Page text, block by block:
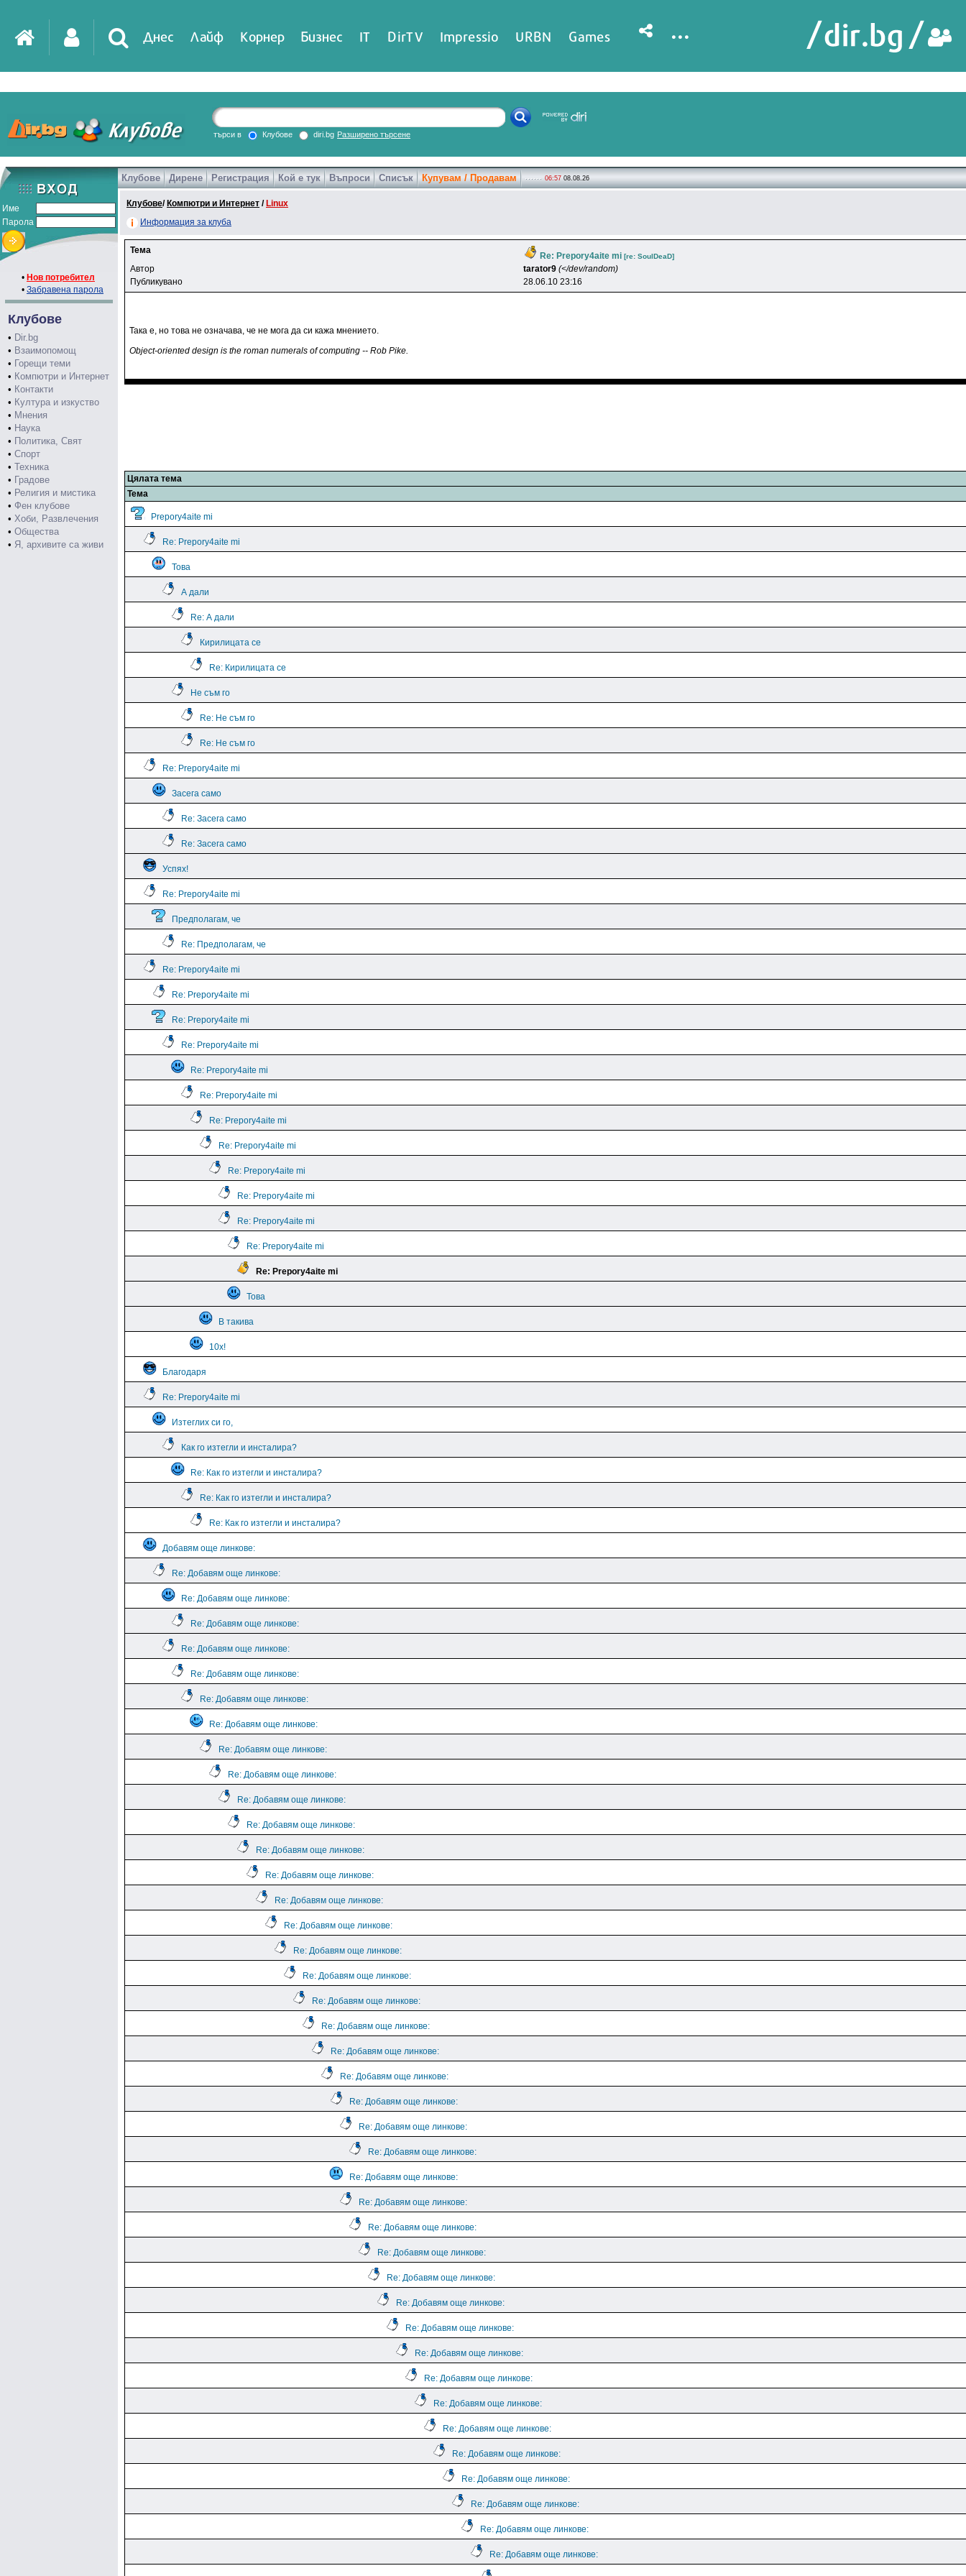
Днес Лайф Корнер Бизнес IT DirTV Impressio URBN Games ...
търси в Клубове diri.bg Разширено търсене
Име
Парола
• Нов потребител
• Забравена парола
Клубове
• Dir.bg
• Взаимопомощ
• Горещи теми
• Компютри и Интернет
• Контакти
• Култура и изкуство
• Мнения
• Наука
• Политика, Свят
• Спорт
• Техника
• Градове
• Религия и мистика
• Фен клубове
• Хоби, Развлечения
• Общества
• Я, архивите са живи
Клубове Дирене Регистрация Кой е тук Въпроси Списък Купувам / Продавам 06:57 08.08.26
Клубове/ Компютри и Интернет / Linux
Информация за клуба
Тема
Re: Prepory4aite mi [re: SoulDeaD]
Автор tarator9 (</dev/random)
Публикувано
28.06.10 23:16
Така е, но това не означава, че не мога да си кажа мнението.
Object-oriented design is the roman numerals of computing -- Rob Pike.
Цялата тема
Тема
Prepory4aite mi
Re: Prepory4aite mi
Това
А дали
Re: А дали
Кирилицата се
Re: Кирилицата се
Не съм го
Re: Не съм го
Re: Не съм го
Re: Prepory4aite mi
Засега само
Re: Засега само
Re: Засега само
Успях!
Re: Prepory4aite mi
Предполагам, че
Re: Предполагам, че
Re: Prepory4aite mi
Re: Prepory4aite mi
Re: Prepory4aite mi
Re: Prepory4aite mi
Re: Prepory4aite mi
Re: Prepory4aite mi
Re: Prepory4aite mi
Re: Prepory4aite mi
Re: Prepory4aite mi
Re: Prepory4aite mi
Re: Prepory4aite mi
Re: Prepory4aite mi
Re: Prepory4aite mi
Това
В такива
10х!
Благодаря
Re: Prepory4aite mi
Изтеглих си го,
Как го изтегли и инсталира?
Re: Как го изтегли и инсталира?
Re: Как го изтегли и инсталира?
Re: Как го изтегли и инсталира?
Добавям още линкове:
Re: Добавям още линкове:
Re: Добавям още линкове:
Re: Добавям още линкове:
Re: Добавям още линкове:
Re: Добавям още линкове:
Re: Добавям още линкове:
Re: Добавям още линкове:
Re: Добавям още линкове:
Re: Добавям още линкове:
Re: Добавям още линкове:
Re: Добавям още линкове:
Re: Добавям още линкове:
Re: Добавям още линкове:
Re: Добавям още линкове:
Re: Добавям още линкове:
Re: Добавям още линкове:
Re: Добавям още линкове:
Re: Добавям още линкове:
Re: Добавям още линкове:
Re: Добавям още линкове:
Re: Добавям още линкове:
Re: Добавям още линкове:
Re: Добавям още линкове:
Re: Добавям още линкове:
Re: Добавям още линкове:
Re: Добавям още линкове:
Re: Добавям още линкове:
Re: Добавям още линкове:
Re: Добавям още линкове:
Re: Добавям още линкове:
Re: Добавям още линкове:
Re: Добавям още линкове:
Re: Добавям още линкове:
Re: Добавям още линкове:
Re: Добавям още линкове:
Re: Добавям още линкове:
Re: Добавям още линкове:
Re: Добавям още линкове:
Re: Добавям още линкове:
Re: Добавям още линкове: